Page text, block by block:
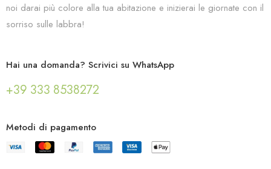
noi darai più colore alla tua abitazione e inizierai le giornate con il
sorriso sulle labbra!
Hai una domanda? Scrivici su WhatsApp
+39 333 8538272
Metodi di pagamento